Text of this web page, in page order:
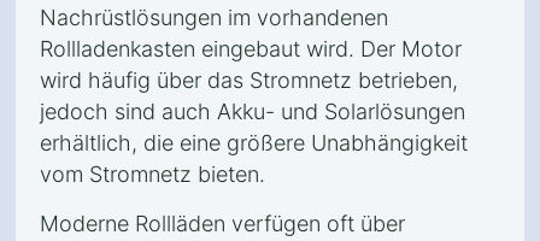
Nachrüstlösungen im vorhandenen
Rollladenkasten eingebaut wird. Der Motor
wird häufig über das Stromnetz betrieben,
jedoch sind auch Akku- und Solarlösungen
erhältlich, die eine größere Unabhängigkeit
vom Stromnetz bieten.
Moderne Rollläden verfügen oft über